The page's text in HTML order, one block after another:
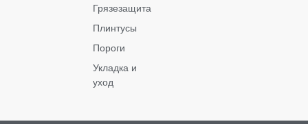
Грязезащита
Плинтусы
Пороги
Укладка и
уход